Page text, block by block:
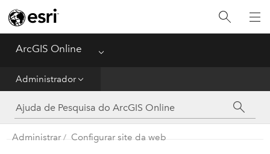
ArcGIS Online Menu
Administrador
Guia de Introdução
Criar
Analisar
Compartilhar
Gerenciar Dados
Administrar Configurar site da web